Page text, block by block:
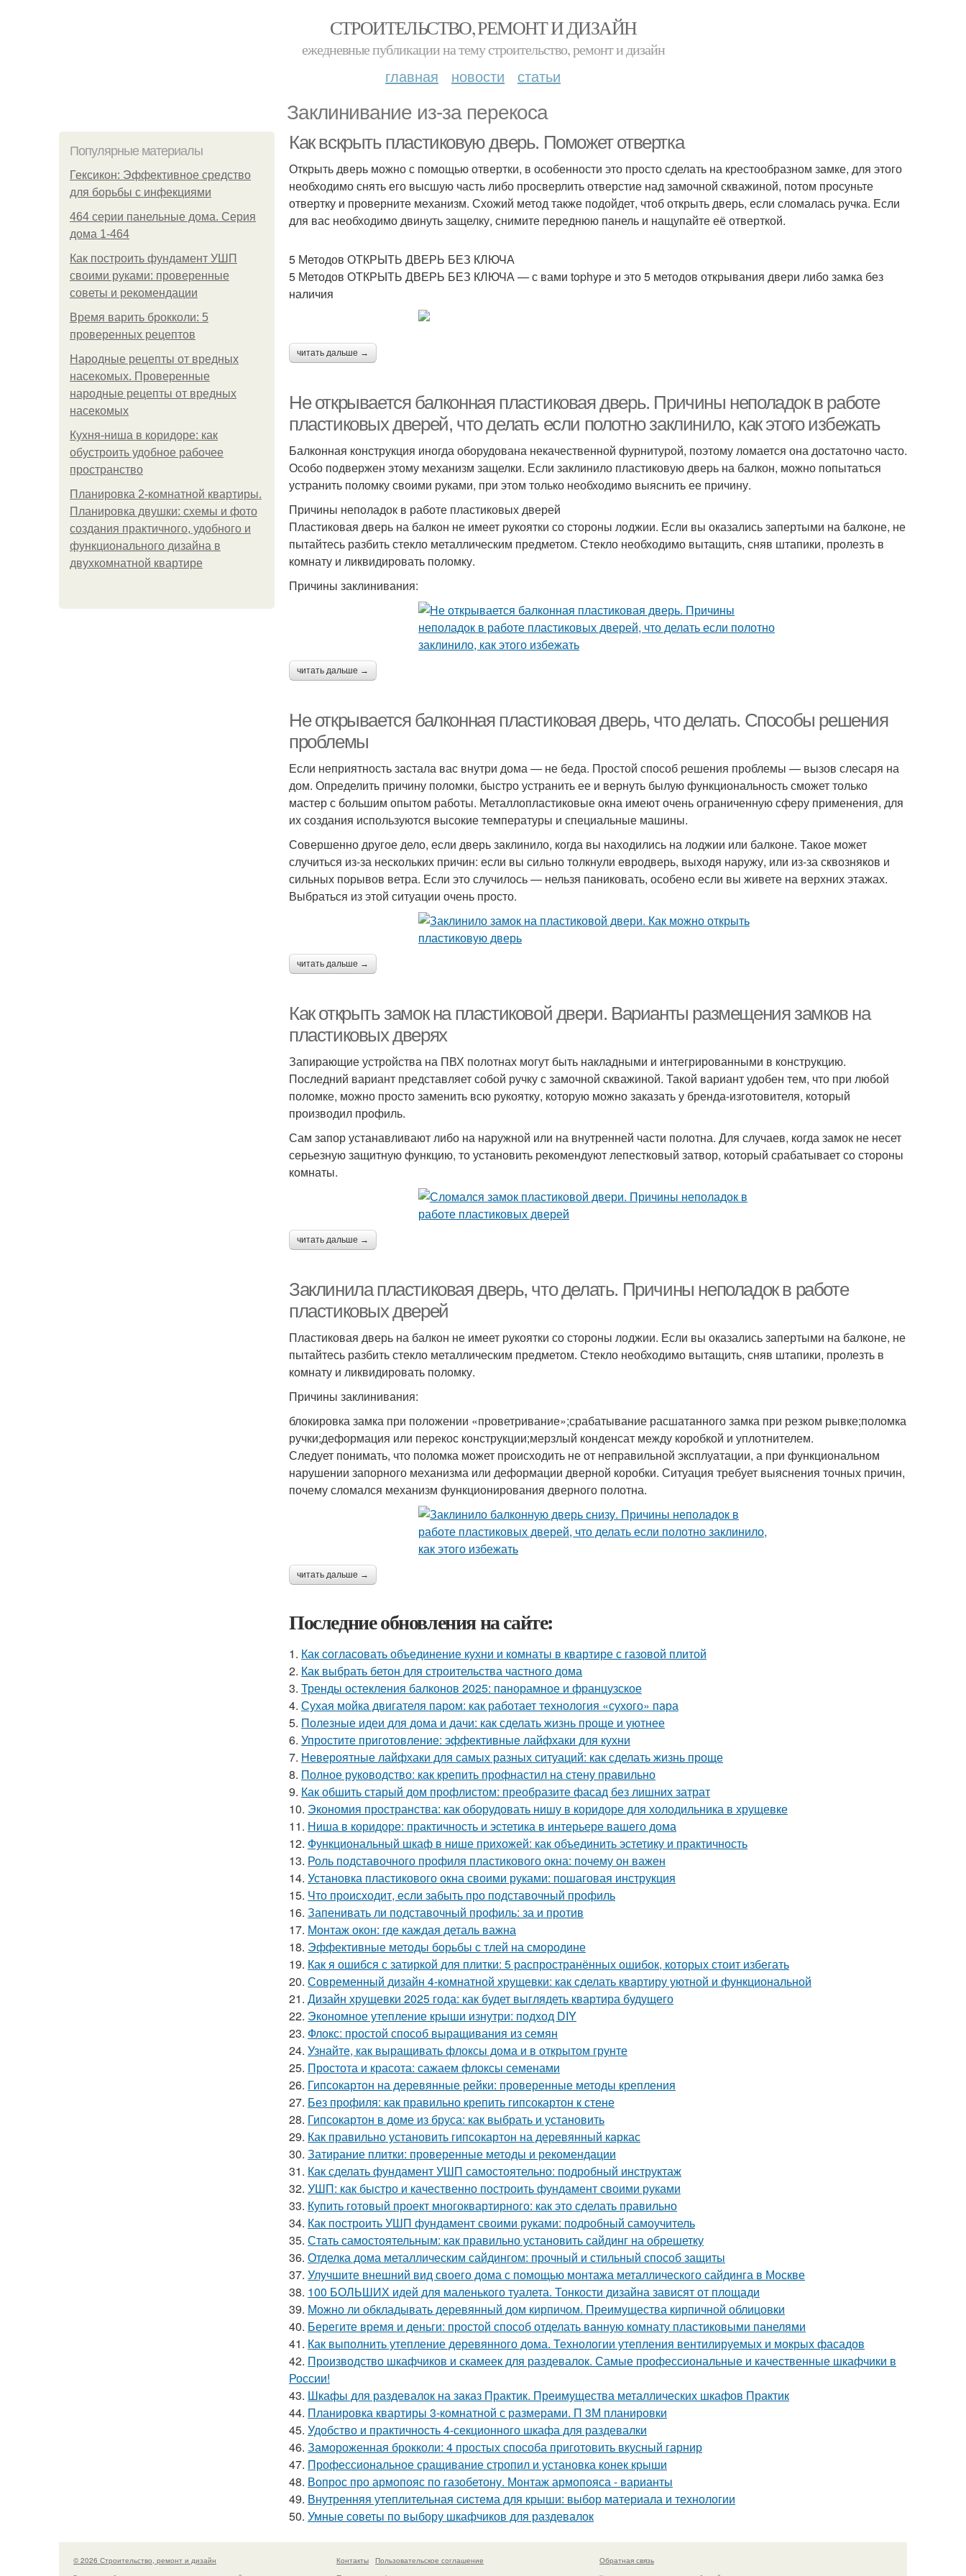
СТРОИТЕЛЬСТВО, РЕМОНТ И ДИЗАЙН
ежедневные публикации на тему строительство, ремонт и дизайн
главная новости статьи
Заклинивание из-за перекоса
Популярные материалы
Гексикон: Эффективное средство
для борьбы с инфекциями
464 серии панельные дома. Серия
дома 1-464
Как построить фундамент УШП
своими руками: проверенные
советы и рекомендации
Время варить брокколи: 5
проверенных рецептов
Народные рецепты от вредных
насекомых. Проверенные
народные рецепты от вредных
насекомых
Кухня-ниша в коридоре: как
обустроить удобное рабочее
пространство
Планировка 2-комнатной квартиры.
Планировка двушки: схемы и фото
создания практичного, удобного и
функционального дизайна в
двухкомнатной квартире
Как вскрыть пластиковую дверь. Поможет отвертка
Открыть дверь можно с помощью отвертки, в особенности это просто сделать на крестообразном замке, для этого
необходимо снять его высшую часть либо просверлить отверстие над замочной скважиной, потом просуньте
отвертку и проверните механизм. Схожий метод также подойдет, чтоб открыть дверь, если сломалась ручка. Если
для вас необходимо двинуть защелку, снимите переднюю панель и нащупайте её отверткой.
5 Методов ОТКРЫТЬ ДВЕРЬ БЕЗ КЛЮЧА
5 Методов ОТКРЫТЬ ДВЕРЬ БЕЗ КЛЮЧА — с вами tophype и это 5 методов открывания двери либо замка без
наличия
читать дальше →
Не открывается балконная пластиковая дверь. Причины неполадок в работе
пластиковых дверей, что делать если полотно заклинило, как этого избежать
Балконная конструкция иногда оборудована некачественной фурнитурой, поэтому ломается она достаточно часто.
Особо подвержен этому механизм защелки. Если заклинило пластиковую дверь на балкон, можно попытаться
устранить поломку своими руками, при этом только необходимо выяснить ее причину.
Причины неполадок в работе пластиковых дверей
Пластиковая дверь на балкон не имеет рукоятки со стороны лоджии. Если вы оказались запертыми на балконе, не
пытайтесь разбить стекло металлическим предметом. Стекло необходимо вытащить, сняв штапики, пролезть в
комнату и ликвидировать поломку.
Причины заклинивания:
читать дальше →
Не открывается балконная пластиковая дверь, что делать. Способы решения
проблемы
Если неприятность застала вас внутри дома — не беда. Простой способ решения проблемы — вызов слесаря на
дом. Определить причину поломки, быстро устранить ее и вернуть былую функциональность сможет только
мастер с большим опытом работы. Металлопластиковые окна имеют очень ограниченную сферу применения, для
их создания используются высокие температуры и специальные машины.
Совершенно другое дело, если дверь заклинило, когда вы находились на лоджии или балконе. Такое может
случиться из-за нескольких причин: если вы сильно толкнули евродверь, выходя наружу, или из-за сквозняков и
сильных порывов ветра. Если это случилось — нельзя паниковать, особено если вы живете на верхних этажах.
Выбраться из этой ситуации очень просто.
читать дальше →
Как открыть замок на пластиковой двери. Варианты размещения замков на
пластиковых дверях
Запирающие устройства на ПВХ полотнах могут быть накладными и интегрированными в конструкцию.
Последний вариант представляет собой ручку с замочной скважиной. Такой вариант удобен тем, что при любой
поломке, можно просто заменить всю рукоятку, которую можно заказать у бренда-изготовителя, который
производил профиль.
Сам запор устанавливают либо на наружной или на внутренней части полотна. Для случаев, когда замок не несет
серьезную защитную функцию, то установить рекомендуют лепестковый затвор, который срабатывает со стороны
комнаты.
читать дальше →
Заклинила пластиковая дверь, что делать. Причины неполадок в работе
пластиковых дверей
Пластиковая дверь на балкон не имеет рукоятки со стороны лоджии. Если вы оказались запертыми на балконе, не
пытайтесь разбить стекло металлическим предметом. Стекло необходимо вытащить, сняв штапики, пролезть в
комнату и ликвидировать поломку.
Причины заклинивания:
блокировка замка при положении «проветривание»;срабатывание расшатанного замка при резком рывке;поломка
ручки;деформация или перекос конструкции;мерзлый конденсат между коробкой и уплотнителем.
Следует понимать, что поломка может происходить не от неправильной эксплуатации, а при функциональном
нарушении запорного механизма или деформации дверной коробки. Ситуация требует выяснения точных причин,
почему сломался механизм функционирования дверного полотна.
читать дальше →
Последние обновления на сайте:
1. Как согласовать объединение кухни и комнаты в квартире с газовой плитой
2. Как выбрать бетон для строительства частного дома
3. Тренды остекления балконов 2025: панорамное и французское
4. Сухая мойка двигателя паром: как работает технология «сухого» пара
5. Полезные идеи для дома и дачи: как сделать жизнь проще и уютнее
6. Упростите приготовление: эффективные лайфхаки для кухни
7. Невероятные лайфхаки для самых разных ситуаций: как сделать жизнь проще
8. Полное руководство: как крепить профнастил на стену правильно
9. Как обшить старый дом профлистом: преобразите фасад без лишних затрат
10. Экономия пространства: как оборудовать нишу в коридоре для холодильника в хрущевке
11. Ниша в коридоре: практичность и эстетика в интерьере вашего дома
12. Функциональный шкаф в нише прихожей: как объединить эстетику и практичность
13. Роль подставочного профиля пластикового окна: почему он важен
14. Установка пластикового окна своими руками: пошаговая инструкция
15. Что происходит, если забыть про подставочный профиль
16. Запенивать ли подставочный профиль: за и против
17. Монтаж окон: где каждая деталь важна
18. Эффективные методы борьбы с тлей на смородине
19. Как я ошибся с затиркой для плитки: 5 распространённых ошибок, которых стоит избегать
20. Современный дизайн 4-комнатной хрущевки: как сделать квартиру уютной и функциональной
21. Дизайн хрущевки 2025 года: как будет выглядеть квартира будущего
22. Экономное утепление крыши изнутри: подход DIY
23. Флокс: простой способ выращивания из семян
24. Узнайте, как выращивать флоксы дома и в открытом грунте
25. Простота и красота: сажаем флоксы семенами
26. Гипсокартон на деревянные рейки: проверенные методы крепления
27. Без профиля: как правильно крепить гипсокартон к стене
28. Гипсокартон в доме из бруса: как выбрать и установить
29. Как правильно установить гипсокартон на деревянный каркас
30. Затирание плитки: проверенные методы и рекомендации
31. Как сделать фундамент УШП самостоятельно: подробный инструктаж
32. УШП: как быстро и качественно построить фундамент своими руками
33. Купить готовый проект многоквартирного: как это сделать правильно
34. Как построить УШП фундамент своими руками: подробный самоучитель
35. Стать самостоятельным: как правильно установить сайдинг на обрешетку
36. Отделка дома металлическим сайдингом: прочный и стильный способ защиты
37. Улучшите внешний вид своего дома с помощью монтажа металлического сайдинга в Москве
38. 100 БОЛЬШИХ идей для маленького туалета. Тонкости дизайна зависят от площади
39. Можно ли обкладывать деревянный дом кирпичом. Преимущества кирпичной облицовки
40. Берегите время и деньги: простой способ отделать ванную комнату пластиковыми панелями
41. Как выполнить утепление деревянного дома. Технологии утепления вентилируемых и мокрых фасадов
42. Производство шкафчиков и скамеек для раздевалок. Самые профессиональные и качественные шкафчики в
России!
43. Шкафы для раздевалок на заказ Практик. Преимущества металлических шкафов Практик
44. Планировка квартиры 3-комнатной с размерами. П 3М планировки
45. Удобство и практичность 4-секционного шкафа для раздевалки
46. Замороженная брокколи: 4 простых способа приготовить вкусный гарнир
47. Профессиональное сращивание стропил и установка конек крыши
48. Вопрос про армопояс по газобетону. Монтаж армопояса - варианты
49. Внутренняя утеплительная система для крыши: выбор материала и технологии
50. Умные советы по выбору шкафчиков для раздевалок
© 2026 Строительство, ремонт и дизайн Контакты
Пользовательское соглашение
Обратная связь